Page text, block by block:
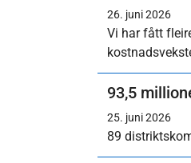
26. juni 2026
Vi har fått
93,5
25. juni 2026
89